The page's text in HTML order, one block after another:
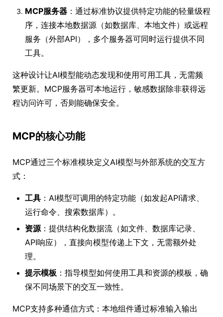
MCP服务器 ：通过标准协议提供特定功能的轻量级程
序，连接本地数据源（如数据库、本地文件）或远程
服务（外部API），多个服务器可同时运行提供不同
工具。
这种设计让AI模型能动态发现和使用可用工具，无需频
繁更新。MCP服务器可本地运行，敏感数据除非获得远
程访问许可，否则能确保安全。
MCP的核心功能
MCP通过三个标准模块定义AI模型与外部系统的交互方
式：
工具 ：AI模型可调用的特定功能（如发起API请求、
运行命令、搜索数据库）。
资源：提供结构化数据流（如文件、数据库记录、
API响应），直接向模型传递上下文，无需额外处
理。
提示模板 ：指导模型如何使用工具和资源的模板，确
保不同场景下的交互一致性。
MCP支持多种通信方式：本地组件通过标准输入输出